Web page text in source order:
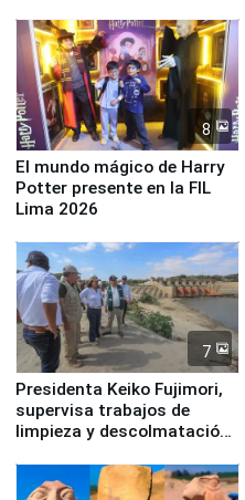
la UGEL 2
8
El mundo mágico de Harry
Potter presente en la FIL
Lima 2026
7
Presidenta Keiko Fujimori,
supervisa trabajos de
limpieza y descolmatación